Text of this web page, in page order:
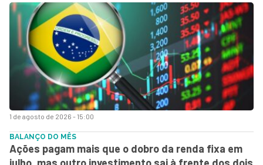
1 de agosto de 2026 - 15:00
BALANÇO DO MÊS
Ações pagam mais que o dobro da renda fixa em